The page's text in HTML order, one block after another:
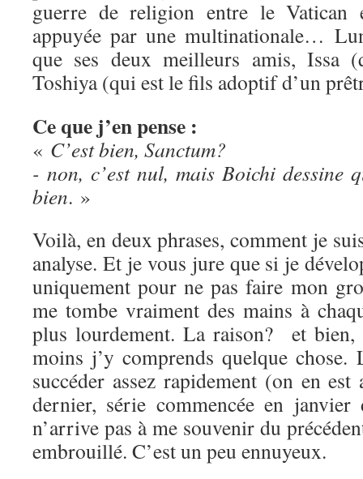
guerre de religion entre le Vatican
appuyée par une multinationale…
que ses deux meilleurs amis, Issa
Toshiya (qui est le fils adoptif d’un
Ce que j’en pense :
« C’est bien, Sanctum?
- non, c’est nul, mais Boichi dessine
bien. »
Voilà, en deux phrases, comment je
analyse. Et je vous jure que si je
uniquement pour ne pas faire mon
me tombe vraiment des mains à
plus lourdement. La raison? et bien,
moins j’y comprends quelque chose.
succéder assez rapidement (on en
dernier, série commencée en
n’arrive pas à me souvenir du
embrouillé. C’est un peu ennuyeux.